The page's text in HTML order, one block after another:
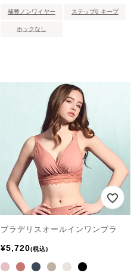
補整ノンワイヤー ステップ0 キープ
ホックなし
ブラデリスオールインワンブラ
¥5,720 税込